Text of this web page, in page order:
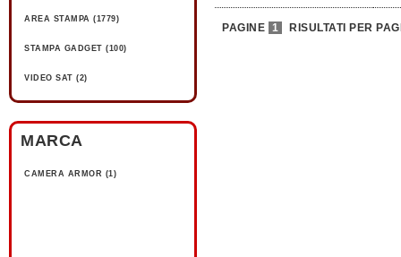
AREA STAMPA (1779)
STAMPA GADGET (100)
VIDEO SAT (2)
MARCA
CAMERA ARMOR (1)
PAGINE 1 RISULTATI PER